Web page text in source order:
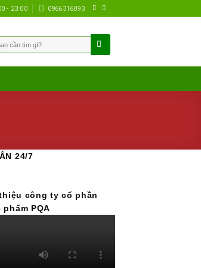
- 23:00 0966316093
24/7
công ty cổ phần
PQA